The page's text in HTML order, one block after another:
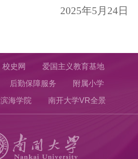
2025年5月 24日
校史网 爱国主义教育基地
后勤保障服务 附属小学
滨海学院 南开大学VR全景